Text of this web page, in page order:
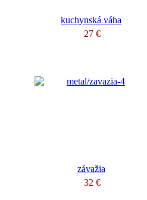
kuchynská váha
27 €
závažia
32 €